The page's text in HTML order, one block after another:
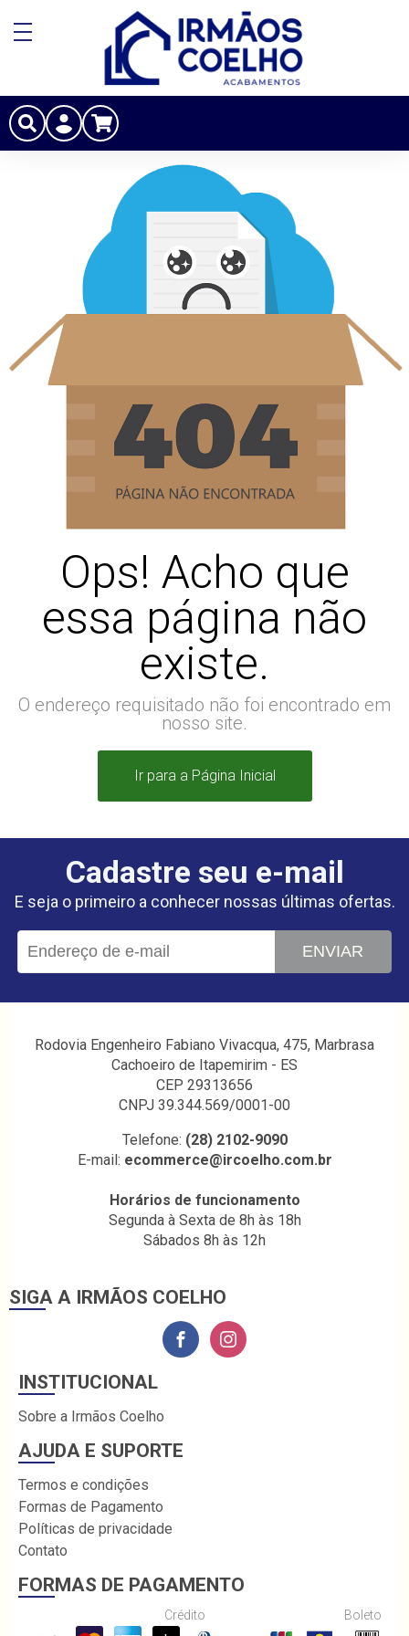
Ops! Acho que
essa página não
existe.
O endereço requisitado não foi encontrado em
nosso site.
Ir para a Página Inicial
Cadastre seu e-mail
E seja o primeiro a conhecer nossas últimas ofertas.
ENVIAR
Rodovia Engenheiro Fabiano Vivacqua, 475, Marbrasa
Cachoeiro de Itapemirim - ES
CEP 29313656
CNPJ 39.344.569/0001-00
Telefone: (28) 2102-9090
E-mail: ecommerce@ircoelho.com.br
Horários de funcionamento
Segunda à Sexta de 8h às 18h
Sábados 8h às 12h
SIGA A IRMÃOS COELHO
INSTITUCIONAL
Sobre a Irmãos Coelho
AJUDA E SUPORTE
Termos e condições
Formas de Pagamento
Políticas de privacidade
Contato
FORMAS DE PAGAMENTO
Crédito Boleto